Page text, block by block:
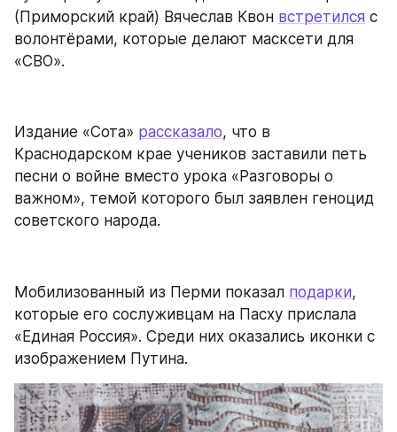
(Приморский край) Вячеслав Квон встретился с
волонтёрами, которые делают масксети для
«СВО».
Издание «Сота» рассказало, что в
Краснодарском крае учеников заставили петь
песни о войне вместо урока «Разговоры о
важном», темой которого был заявлен геноцид
советского народа.
Мобилизованный из Перми показал подарки,
которые его сослуживцам на Пасху прислала
«Единая Россия». Среди них оказались иконки с
изображением Путина.